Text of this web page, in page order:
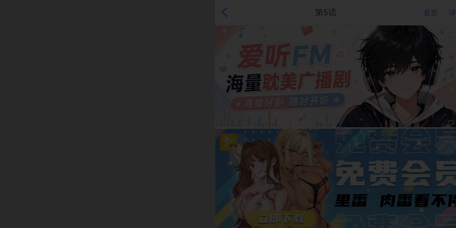
第5话 首页